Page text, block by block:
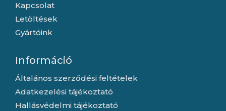
Kapcsolat
Letöltések
Gyártóink
Információ
Általános szerződési feltételek
Adatkezelési tájékoztató
Hallásvédelmi tájékoztató